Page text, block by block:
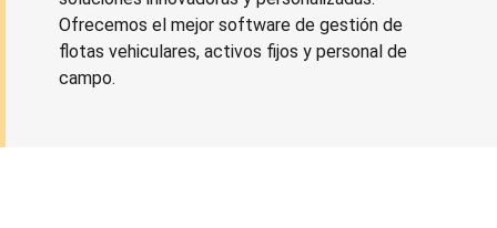
Ofrecemos el mejor software de gestión de
flotas vehiculares, activos fijos y personal de
campo.